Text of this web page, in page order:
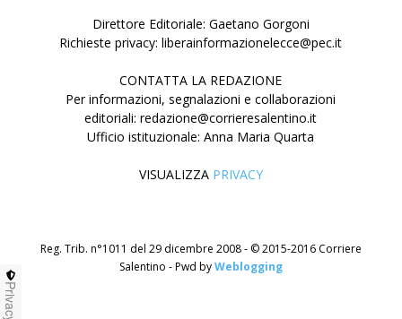
Direttore Editoriale: Gaetano Gorgoni
Richieste privacy: liberainformazionelecce@pec.it
CONTATTA LA REDAZIONE
Per informazioni, segnalazioni e collaborazioni
editoriali: redazione@corrieresalentino.it
Ufficio istituzionale: Anna Maria Quarta
VISUALIZZA PRIVACY
Reg. Trib. n°1011 del 29 dicembre 2008 - © 2015-2016 Corriere
Salentino - Pwd byWeblogging
Privacy